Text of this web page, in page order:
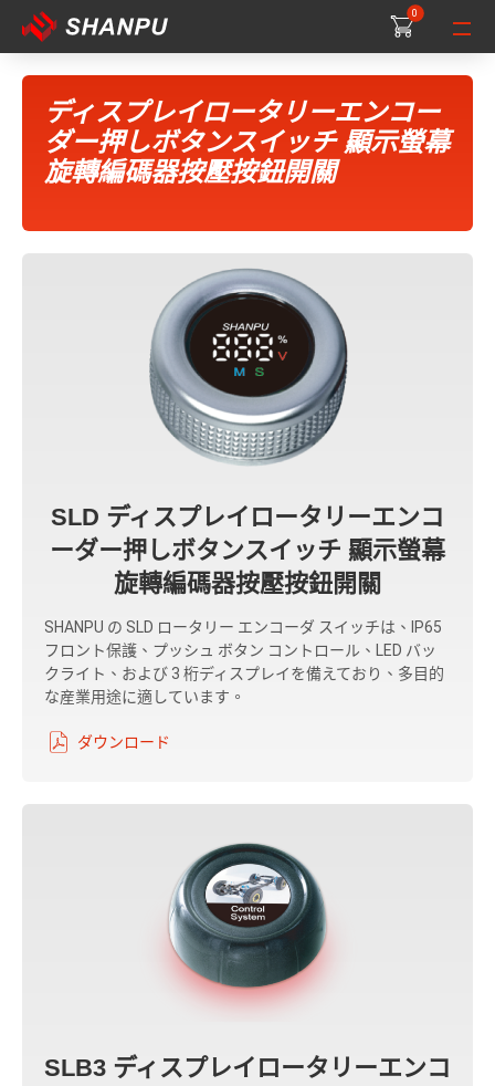
0
0
0
ディスプレイロータリーエンコー
ダー押しボタンスイッチ 顯示螢幕
旋轉編碼器按壓按鈕開關
SLD ディスプレイロータリーエンコ
ーダー押しボタンスイッチ 顯示螢幕
旋轉編碼器按壓按鈕開關
SHANPU の SLD ロータリー エンコーダ スイッチは、IP65
フロント保護、プッシュ ボタン コントロール、LED バッ
クライト、および 3 桁ディスプレイを備えており、多目的
な産業用途に適しています。
ダウンロード
SLB3 ディスプレイロータリーエンコ